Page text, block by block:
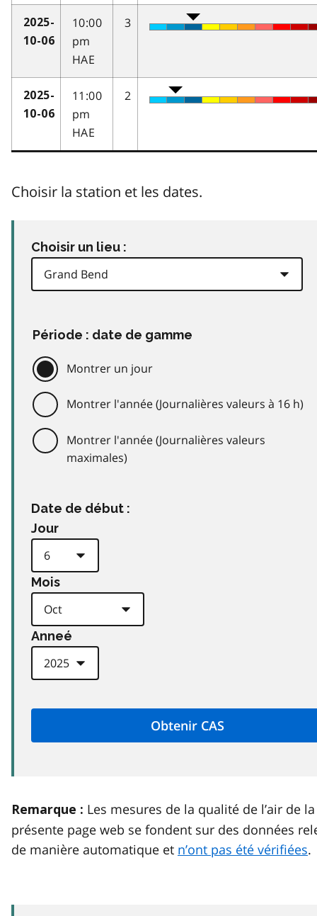
2025-
10-06
10:00
pm
HAE
3
2025-
10-06
11:00
pm
HAE
2
Choisir la station et les dates.
Choisir un lieu :
Période : date de gamme
Montrer un jour
Montrer l'année (Journalières valeurs à 16 h)
Montrer l'année (Journalières valeurs
maximales)
Date de début :
Jour
Mois
Anneé
Remarque : Les mesures de la qualité de l’air de la
présente page web se fondent sur des données
de manière automatique et n’ont pas été vérifiées.